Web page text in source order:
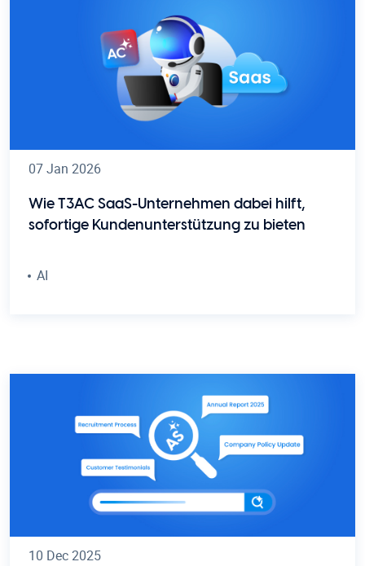
07 Jan 2026
Wie T3AC SaaS-Unternehmen dabei hilft,
sofortige Kundenunterstützung zu bieten
AI
10 Dec 2025